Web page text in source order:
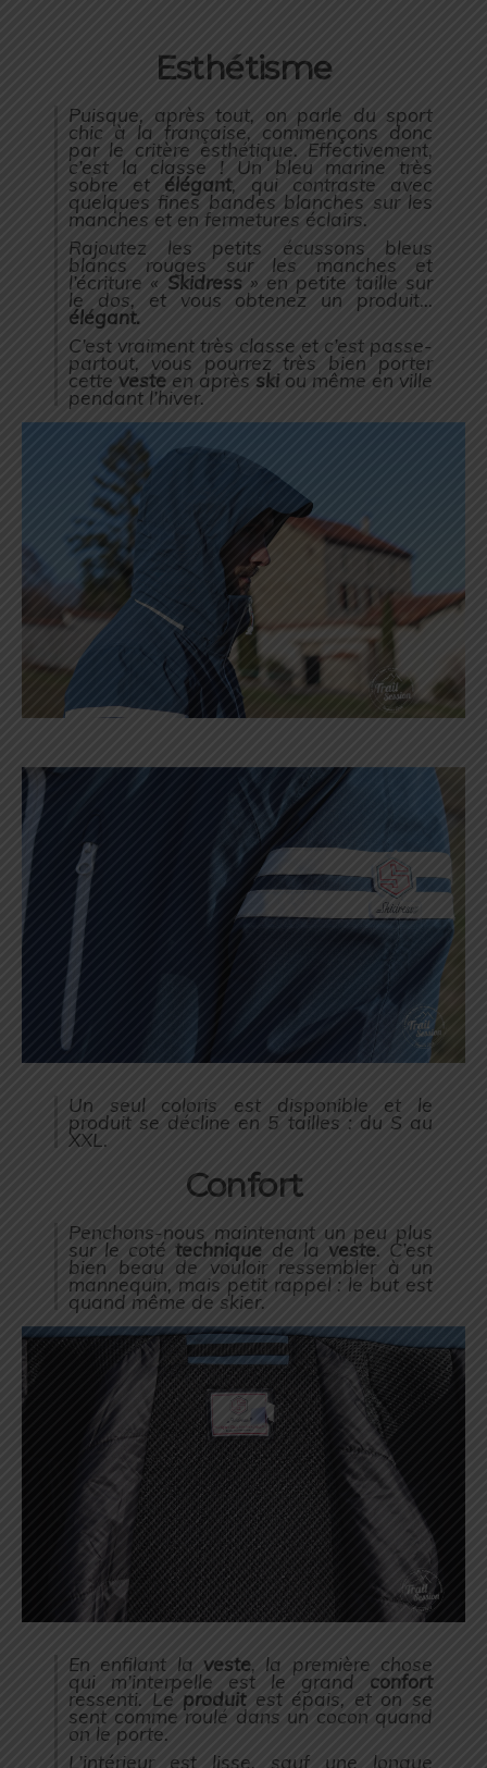
Esthétisme
Puisque, après tout, on parle du sport
chic à la française, commençons donc
par le critère esthétique. Effectivement,
c’est la classe ! Un bleu marine très
sobre et élégant, qui contraste avec
quelques fines bandes blanches sur les
manches et en fermetures éclairs.
Rajoutez les petits écussons bleus
blancs rouges sur les manches et
l’écriture « Skidress » en petite taille sur
le dos, et vous obtenez un produit…
élégant.
C’est vraiment très classe et c’est passe-
partout, vous pourrez très bien porter
cette veste en après ski ou même en ville
pendant l’hiver.
Un seul coloris est disponible et le
produit se décline en 5 tailles : du S au
XXL.
Confort
Penchons-nous maintenant un peu plus
sur le cotétechnique de la veste. C’est
bien beau de vouloir ressembler à un
mannequin, mais petit rappel : le but est
quand même de skier.
En enfilant la veste, la première chose
qui m’interpelle est le grand confort
ressenti. Le produitest épais, et on se
sent comme roulé dans un cocon quand
on le porte.
L’intérieur est lisse, sauf une longue